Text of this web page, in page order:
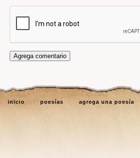
inicio poesías agrega una poesía